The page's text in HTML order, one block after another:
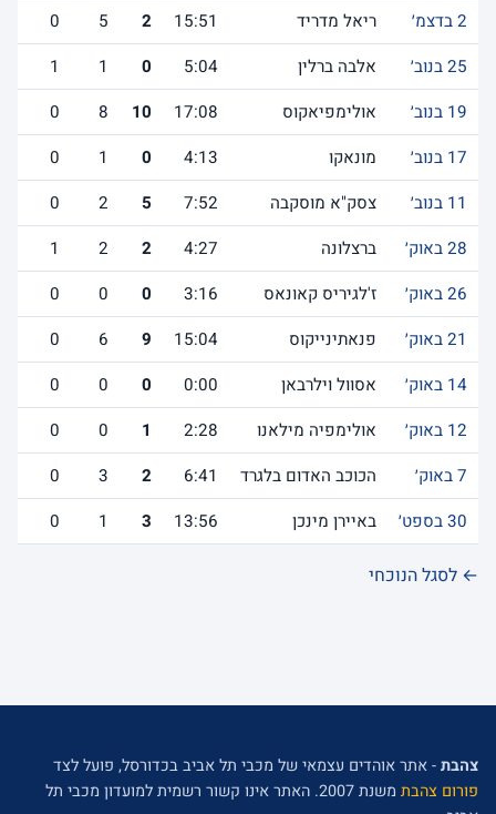
2 בדצמ׳
ריאל מדריד 15:51
2
5
0
25 בנוב׳
אלבה ברלין 5:04
0
1
1
19 בנוב׳
אולימפיאקוס 17:08
10
8
0
17 בנוב׳
מונאקו 4:13
0
1
0
11 בנוב׳
צסק"א מוסקבה 7:52
5
2
0
28 באוק׳
ברצלונה 4:27
2
2
1
26 באוק׳
ז'לגיריס קאונאס 3:16
0
0
0
21 באוק׳
פנאתינייקוס 15:04
9
6
0
14 באוק׳
אסוול וילרבאן 0:00
0
0
0
12 באוק׳
אולימפיה מילאנו 2:28
1
0
0
7 באוק׳
הכוכב האדום בלגרד 6:41
2
3
0
30 בספט׳
באיירן מינכן 13:56
3
1
0
← לסגל הנוכחי
צהבת- אתר אוהדים עצמאי של מכבי תל אביב בכדורסל, פועל לצד
פורום צהבת
משנת 2007. האתר אינו קשור רשמית למועדון מכבי תל